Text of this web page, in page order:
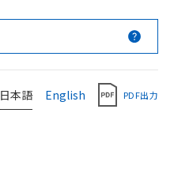
日本語 English PDF出力